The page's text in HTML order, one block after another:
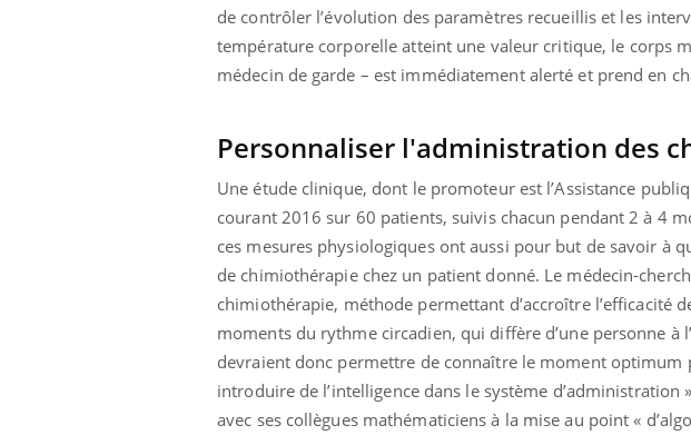
de contrôler l’évolution des paramètres recueillis et les
température corporelle atteint une valeur critique, le corps
médecin de garde – est immédiatement alerté et prend en
Personnaliser l'administration des
Une étude clinique, dont le promoteur est l’Assistance
courant 2016 sur 60 patients, suivis chacun pendant 2 à 4
ces mesures physiologiques ont aussi pour but de savoir à
de chimiothérapie chez un patient donné. Le médecin-
chimiothérapie, méthode permettant d’accroître l’efficacité
moments du rythme circadien, qui diffère d’une personne à
devraient donc permettre de connaître le moment optimum
introduire de l’intelligence dans le système d’administration
avec ses collègues mathématiciens à la mise au point «